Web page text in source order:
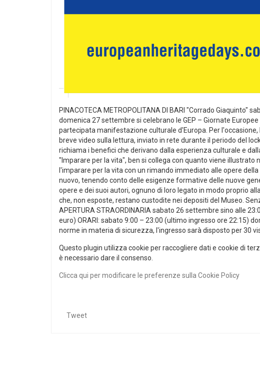
PINACOTECA METROPOLITANA DI BARI "Corrado Giaquinto"
domenica 27 settembre si celebrano le GEP – Giornate
partecipata manifestazione culturale d'Europa. Per
breve video sulla lettura, inviato in rete durante il periodo del
richiama i benefici che derivano dalla esperienza culturale e
"Imparare per la vita", ben si collega con quanto viene illustrato
l'imparare per la vita con un rimando immediato alle opere
nuovo, tenendo conto delle esigenze formative delle nuove
opere e dei suoi autori, ognuno di loro legato in modo proprio
che, non esposte, restano custodite nei depositi del Museo.
APERTURA STRAORDINARIA sabato 26 settembre sino alle
euro) ORARI: sabato 9:00 – 23:00 (ultimo ingresso ore 22:15)
norme in materia di sicurezza, l'ingresso sarà disposto per 30
Questo plugin utilizza cookie per raccogliere dati e cookie di
è necessario dare il consenso.
Clicca qui per modificare le preferenze sulla Cookie Policy
Tweet